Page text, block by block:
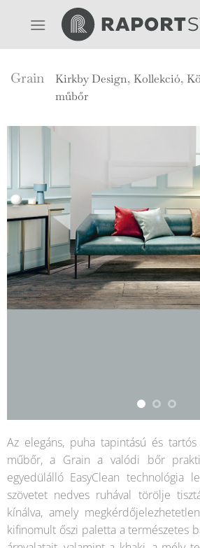
Grain Kirkby Design, Kollekció,
műbőr
Az elegáns, puha tapintású és
műbőr, a Grain a valódi bőr
egyedülálló EasyClean technológia
szövetet nedves ruhával törölje
kínálva, amely
kifinomult őszi paletta a természetes